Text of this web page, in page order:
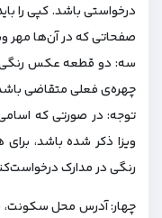
درخواستی باشد. کپی را
صفحاتی که در آن‌ها مهر
چهره‌ی فعلی متقاضی
توجه: در صورتی که
ویزا ذکر شده باشد،
رنگی در مدارک
چهار: آدرس محل